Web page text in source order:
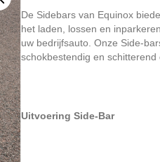
tot
€414,00
De Sidebars van Equinox
het laden, lossen en
uw bedrijfsauto. Onze Side-
schokbestendig en schitterend
Uitvoering Side-Bar